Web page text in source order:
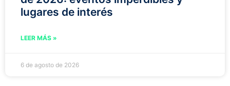
lugares de interés
LEER MÁS »
6 de agosto de 2026